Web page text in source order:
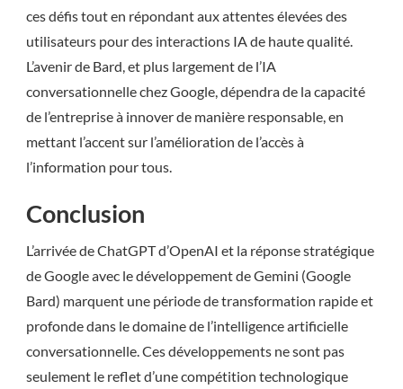
ces défis tout en répondant aux attentes élevées des
utilisateurs pour des interactions IA de haute qualité.
L’avenir de Bard, et plus largement de l’IA
conversationnelle chez Google, dépendra de la capacité
de l’entreprise à innover de manière responsable, en
mettant l’accent sur l’amélioration de l’accès à
l’information pour tous.
Conclusion
L’arrivée de ChatGPT d’OpenAI et la réponse stratégique
de Google avec le développement de Gemini (Google
Bard) marquent une période de transformation rapide et
profonde dans le domaine de l’intelligence artificielle
conversationnelle. Ces développements ne sont pas
seulement le reflet d’une compétition technologique